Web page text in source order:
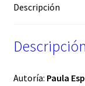
Descripción
Descripción
Autoría: Paula